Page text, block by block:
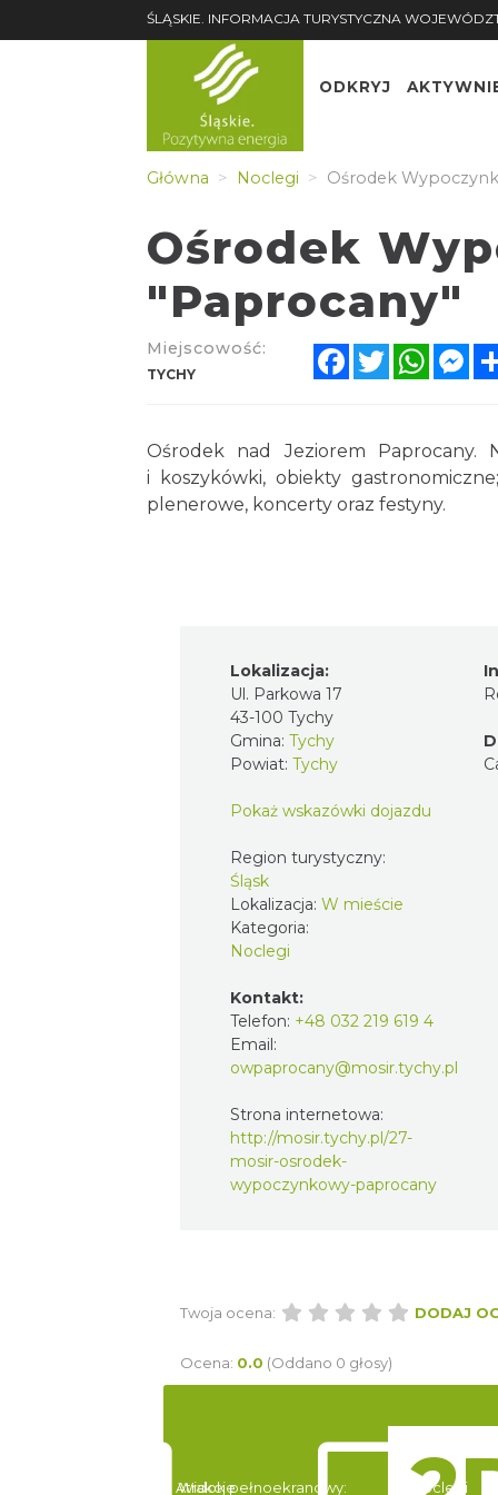
ŚLĄSKIE. INFORMACJA TURYSTYCZNA
ODKRYJ
Główna Noclegi Ośrodek
Ośrodek
"Paprocany"
Miejscowość:
TYCHY
FacebookTwitter
Ośrodek nad Jeziorem Paprocany.
i koszykówki, obiekty
plenerowe, koncerty oraz festyny.
Lokalizacja:
Ul. Parkowa 17
43-100 Tychy
Gmina: Tychy
Powiat: Tychy
Pokaż wskazówki dojazdu
Region turystyczny:
Śląsk
Lokalizacja: W mieście
Kategoria:
Noclegi
Kontakt:
Telefon: +48 032 219 619 4
Email:
owpaprocany@mosir.tychy.pl
Strona internetowa:
http://mosir.tychy.pl/27-
mosir-osrodek-
wypoczynkowy-paprocany
Twoja ocena: DODAJ
Ocena: 0.0 (Oddano 0 głosy)
Widok pełnoekranowy:
Atrakcje Noclegi